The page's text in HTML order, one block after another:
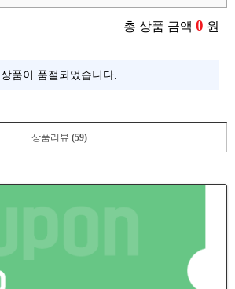
총 상품 금액 0 원
상품이 품절되었습니다.
상품리뷰 (59)